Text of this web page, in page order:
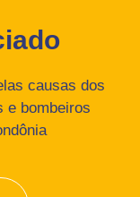
causas dos
e bombeiros